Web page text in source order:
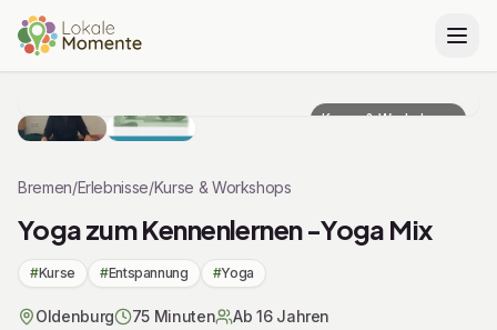
Kurse & Workshops
Bremen/Erlebnisse/Kurse & Workshops
Yoga zum Kennenlernen -Yoga Mix
#Kurse #Entspannung #Yoga
Oldenburg 75 Minuten Ab 16 Jahren